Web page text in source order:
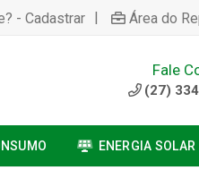
- Cadastrar | Área do
Fale
(27)
ENERGIA SOLAR